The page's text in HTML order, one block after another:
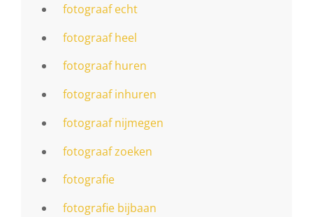
fotograaf echt
fotograaf heel
fotograaf huren
fotograaf inhuren
fotograaf nijmegen
fotograaf zoeken
fotografie
fotografie bijbaan